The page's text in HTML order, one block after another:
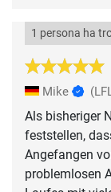
1 persona ha
Mike
Als bisheriger
feststellen,
Angefangen
problemlosen